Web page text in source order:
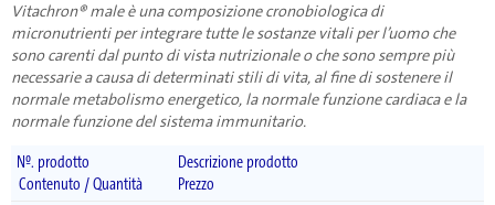
Vitachron® male è una composizione cronobiologica di
micronutrienti per integrare tutte le sostanze vitali per l’uomo che
sono carenti dal punto di vista nutrizionale o che sono sempre più
necessarie a causa di determinati stili di vita, al fine di sostenere il
normale metabolismo energetico, la normale funzione cardiaca e la
normale funzione del sistema immunitario.
Nº. prodotto
Descrizione prodotto
Contenuto / Quantità
Prezzo